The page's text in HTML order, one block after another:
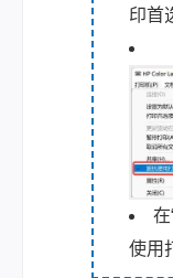
印首
使用